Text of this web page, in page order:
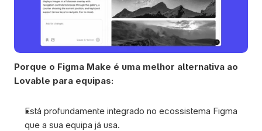
Porque o Figma Make é uma melhor alternativa ao
Lovable para equipas:
Está profundamente integrado no ecossistema Figma
que a sua equipa já usa.